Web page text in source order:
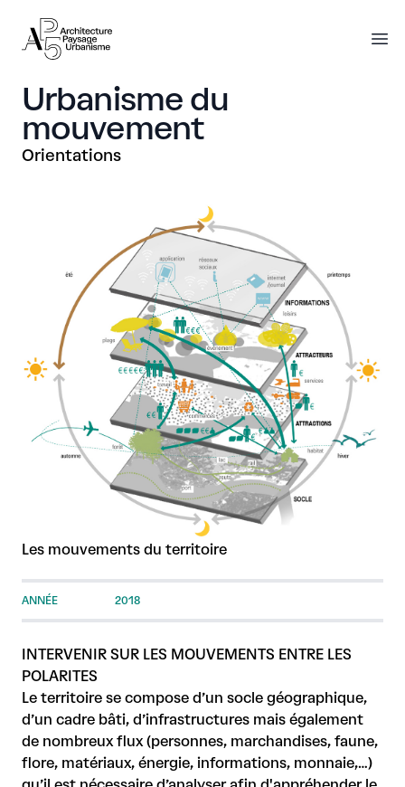
AP5
AP5
Urbanisme du
mouvement
Orientations
Les mouvements du territoire
ANNÉE 2018
INTERVENIR SUR LES MOUVEMENTS ENTRE LES
POLARITES
Le territoire se compose d’un socle géographique,
d’un cadre bâti, d’infrastructures mais également
de nombreux flux (personnes, marchandises, faune,
flore, matériaux, énergie, informations, monnaie,…)